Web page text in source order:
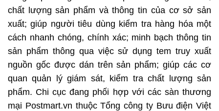
chất lượng sản phẩm và thông tin của cơ sở sản
xuất; giúp người tiêu dùng kiểm tra hàng hóa một
cách nhanh chóng, chính xác; minh bạch thông tin
sản phẩm thông qua việc sử dụng tem truy xuất
nguồn gốc được dán trên sản phẩm; giúp các cơ
quan quản lý giám sát, kiểm tra chất lượng sản
phẩm. Chi cục đang phối hợp với các sàn thương
mại Postmart.vn thuộc Tổng công ty Bưu điện Việt